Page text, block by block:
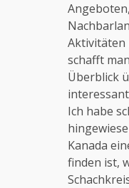
Anti-Spam von
Aktivitäten
schafft
Überblick
Ich habe
Kanada
finden ist,